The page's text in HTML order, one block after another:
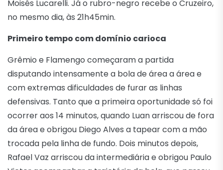
Moisés Lucarelli. Já o rubro-negro recebe o Cruzeiro,
no mesmo dia, às 21h45min.
Primeiro tempo com domínio carioca
Grêmio e Flamengo começaram a partida
disputando intensamente a bola de área a área e
com extremas dificuldades de furar as linhas
defensivas. Tanto que a primeira oportunidade só foi
ocorrer aos 14 minutos, quando Luan arriscou de fora
da área e obrigou Diego Alves a tapear com a mão
trocada pela linha de fundo. Dois minutos depois,
Rafael Vaz arriscou da intermediária e obrigou Paulo